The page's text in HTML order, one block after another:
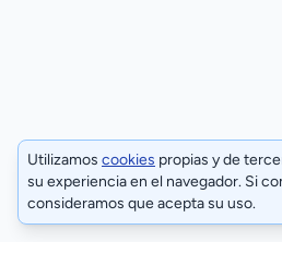
Utilizamos cookies propias y de
su experiencia en el navegador. Si
consideramos que acepta su uso.